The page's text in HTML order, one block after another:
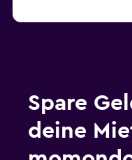
Spare
deine